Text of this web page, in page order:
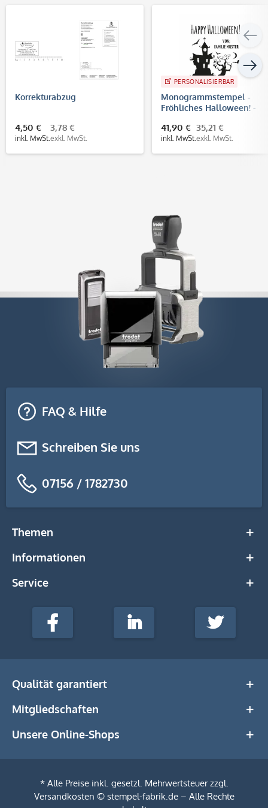
Korrekturabzug
4,50 €
inkl. MwSt.
3,78 €
exkl. MwSt.
PERSONALISIERBAR
Monogrammstempel -
Fröhliches Halloween! -
41,90 €
inkl. MwSt.
35,21 €
exkl. MwSt.
FAQ & Hilfe
Schreiben Sie uns
07156 / 1782730
Themen
Informationen
Service
stempel-
Media
Facebook LinkedIn Twitter
Qualität garantiert
Mitgliedschaften
Unsere Online-Shops
* Alle Preise inkl. gesetzl. Mehrwertsteuer zzgl.
Versandkosten © stempel-fabrik.de – Alle Rechte